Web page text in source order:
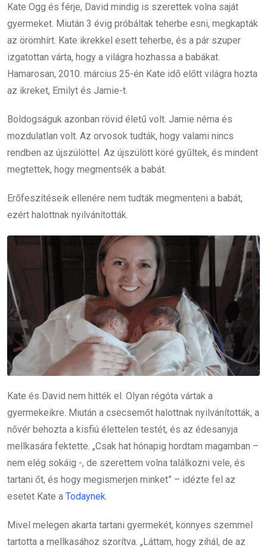
Kate Ogg és férje, David mindig is szerettek volna saját
gyermeket. Miután 3 évig próbáltak teherbe esni, megkapták
az örömhírt. Kate ikrekkel esett teherbe, és a pár szuper
izgatottan várta, hogy a világra hozhassa a babákat.
Hamarosan, 2010. március 25-én Kate idő előtt világra hozta
az ikreket, Emilyt és Jamie-t.
Boldogságuk azonban rövid életű volt. Jamie néma és
mozdulatlan volt. Az orvosok tudták, hogy valami nincs
rendben az újszülöttel. Az újszülött köré gyűltek, és mindent
megtettek, hogy megmentsék a babát.
Erőfeszítéseik ellenére nem tudták megmenteni a babát,
ezért halottnak nyilvánították.
Kate és David nem hitték el. Olyan régóta vártak a
gyermekeikre. Miután a csecsemőt halottnak nyilvánították, a
nővér behozta a kisfiú élettelen testét, és az édesanyja
mellkasára fektette. „Csak hat hónapig hordtam magamban –
nem elég sokáig -, de szerettem volna találkozni vele, és
tartani őt, és hogy megismerjen minket” – idézte fel az
esetet Kate a Todaynek.
Mivel melegen akarta tartani gyermekét, könnyes szemmel
tartotta a mellkasához szorítva. „Láttam, hogy zihál, de az